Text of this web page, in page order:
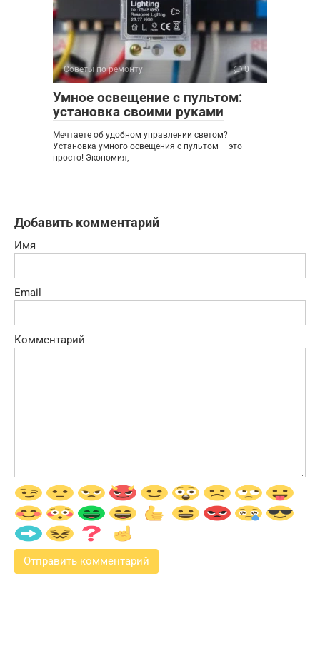
Советы по ремонту 0
Умное освещение с пультом:
установка своими руками
Мечтаете об удобном управлении светом?
Установка умного освещения с пультом – это
просто! Экономия,
Добавить комментарий
Имя
Email
Комментарий